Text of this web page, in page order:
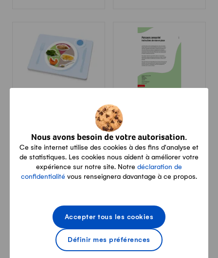
Nous avons besoin de votre autorisation.
Ce site internet utilise des cookies à des fins d'analyse et
de statistiques. Les cookies nous aident à améliorer votre
expérience sur notre site. Notre déclaration de
confidentialité vous renseignera davantage à ce propos.
Définir mes préférences
Accepter tous les cookies
CHF 39.00
Parcours sensoriel «Vive
gratuit
Poster La digestion chez
Préparation de dix-